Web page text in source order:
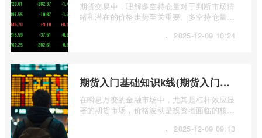
期货交易中，理解多空持仓量对于判断市场情
绪和潜在的价格走势至关重要。多空持仓量反
· 2025-12-09 10:24
期货入门基础知识k线(期货入门基础知识k线图)
在瞬息万变的金融市场中，尤其是杠杆效应显
著的期货市场，价格波动是投资者面临的核心
· 2025-12-09 09:13